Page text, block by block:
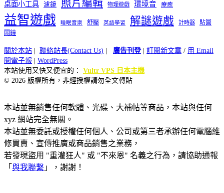
桌面小工具 濾鏡 照片編輯 物理遊戲 環境音 療癒
益智遊戲 睡眠音樂 舒壓 英語學習 解謎遊戲 計時器
貼圖
鬧鐘
關於本站 | 聯絡站長(Contact Us) | 廣告刊登| 訂閱新文章 / 用 Email
閱電子報 | WordPress
本站使用又快又便宜的： Vultr VPS 日本主機
© 2026 版權所有，非經授權請勿全文轉貼
本站並無銷售任何軟體、光碟、大補帖等商品，本站與任何
xyz 網站完全無關。
本站並無委託或授權任何個人、公司或第三者承辦任何電腦維
修買賣、宣傳推廣或商品銷售之業務，
若發現盜用 "重灌狂人" 或 "不來恩" 名義之行為，請協助通報
「 與我聯繫 」，謝謝！